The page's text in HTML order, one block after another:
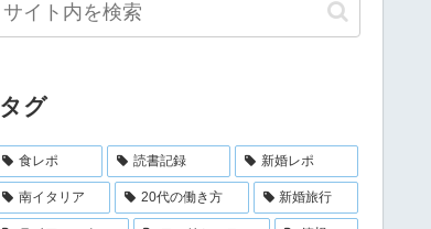
タグ
食レポ 読書記録 新婚レポ
南イタリア 20代の働き方 新婚旅行